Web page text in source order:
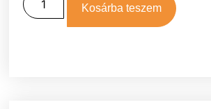
Kosárba teszem